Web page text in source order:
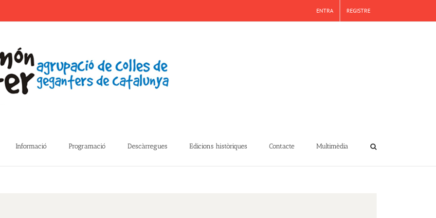
ENTRA REGISTRE
Informació Programació Descàrregues Edicions històriques Contacte Multimèdia